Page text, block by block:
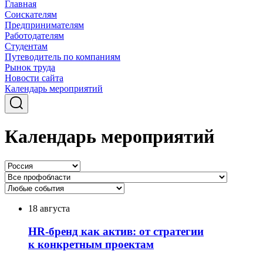
Главная
Соискателям
Предпринимателям
Работодателям
Студентам
Путеводитель по компаниям
Рынок труда
Новости сайта
Календарь мероприятий
Календарь мероприятий
18 августа
HR-бренд как актив: от стратегии
к конкретным проектам